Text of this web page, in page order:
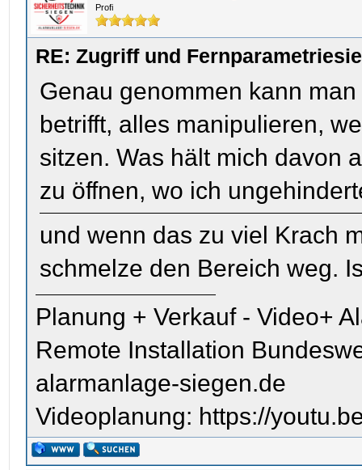
Profi
RE: Zugriff und
Genau genommen kann
betrifft, alles manipulieren,
sitzen. Was hält mich davon
zu öffnen, wo ich
und wenn das zu viel Krach
schmelze den Bereich weg.
Planung + Verkauf - Video+
Remote Installation
alarmanlage-siegen.de
Videoplanung: https://